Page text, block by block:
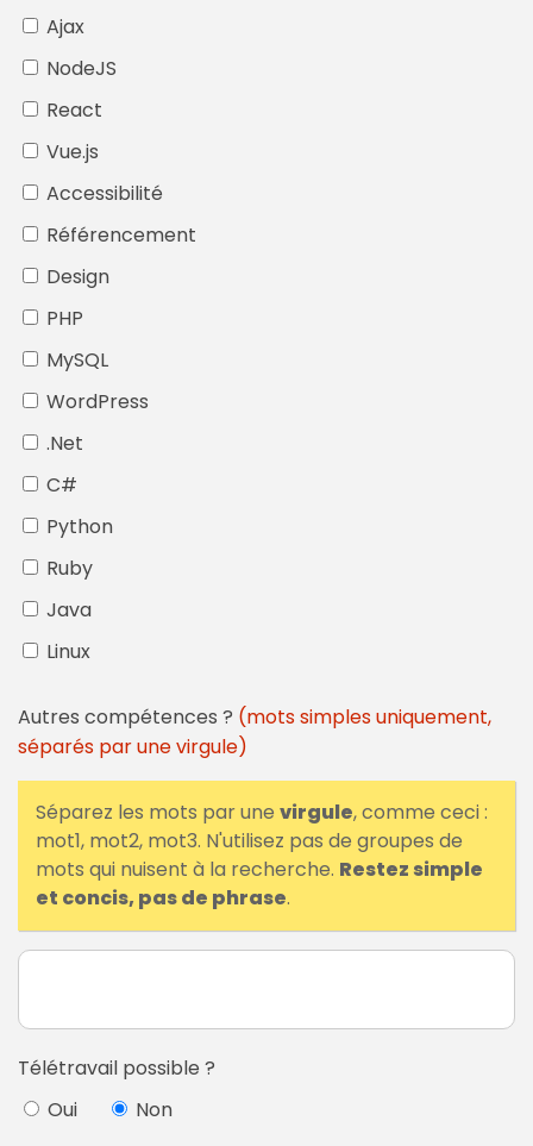
Ajax
NodeJS
React
Vue.js
Accessibilité
Référencement
Design
PHP
MySQL
WordPress
.Net
C#
Python
Ruby
Java
Linux
Autres compétences ? (mots simples uniquement,
séparés par une virgule)
Séparez les mots par une virgule, comme ceci :
mot1, mot2, mot3. N'utilisez pas de groupes de
mots qui nuisent à la recherche. Restez simple
et concis, pas de phrase.
Télétravail possible ?
Oui
Non